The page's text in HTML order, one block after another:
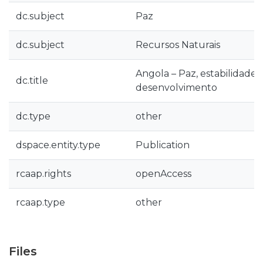
dc.subject Paz
dc.subject Recursos Naturais
dc.title
Angola – Paz,
desenvolvimento
dc.type other
dspace.entity.type Publication
rcaap.rights openAccess
rcaap.type other
Files